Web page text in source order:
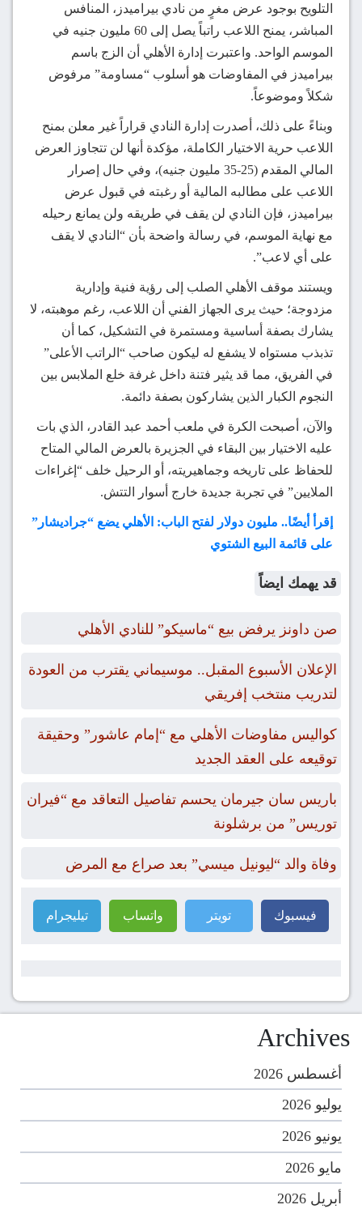
التلويح بوجود عرض مغرٍ من نادي بيراميدز، المنافس
المباشر، يمنح اللاعب راتباً يصل إلى 60 مليون جنيه في
الموسم الواحد. واعتبرت إدارة الأهلي أن الزج باسم
بيراميدز في المفاوضات هو أسلوب “مساومة” مرفوض
شكلاً وموضوعاً.
وبناءً على ذلك، أصدرت إدارة النادي قراراً غير معلن بمنح
اللاعب حرية الاختيار الكاملة، مؤكدة أنها لن تتجاوز العرض
المالي المقدم (25-35 مليون جنيه)، وفي حال إصرار
اللاعب على مطالبه المالية أو رغبته في قبول عرض
بيراميدز، فإن النادي لن يقف في طريقه ولن يمانع رحيله
مع نهاية الموسم، في رسالة واضحة بأن “النادي لا يقف
على أي لاعب”.
ويستند موقف الأهلي الصلب إلى رؤية فنية وإدارية
مزدوجة؛ حيث يرى الجهاز الفني أن اللاعب، رغم موهبته، لا
يشارك بصفة أساسية ومستمرة في التشكيل، كما أن
تذبذب مستواه لا يشفع له ليكون صاحب “الراتب الأعلى”
في الفريق، مما قد يثير فتنة داخل غرفة خلع الملابس بين
النجوم الكبار الذين يشاركون بصفة دائمة.
والآن، أصبحت الكرة في ملعب أحمد عبد القادر، الذي بات
عليه الاختيار بين البقاء في الجزيرة بالعرض المالي المتاح
للحفاظ على تاريخه وجماهيريته، أو الرحيل خلف “إغراءات
الملايين” في تجربة جديدة خارج أسوار التتش.
إقرأ أيضًا.. مليون دولار لفتح الباب: الأهلي يضع “جراديشار”
على قائمة البيع الشتوي
قد يهمك ايضاً
صن داونز يرفض بيع “ماسيكو” للنادي الأهلي
الإعلان الأسبوع المقبل.. موسيماني يقترب من العودة
لتدريب منتخب إفريقي
كواليس مفاوضات الأهلي مع “إمام عاشور” وحقيقة
توقيعه على العقد الجديد
باريس سان جيرمان يحسم تفاصيل التعاقد مع “فيران
توريس” من برشلونة
وفاة والد “ليونيل ميسي” بعد صراع مع المرض
فيسبوك تويتر واتساب تيليجرام
Archives
أغسطس 2026
يوليو 2026
يونيو 2026
مايو 2026
أبريل 2026